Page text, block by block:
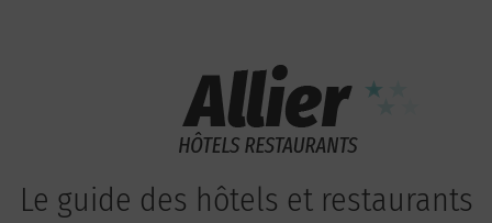
Le guide des hôtels et restaurants